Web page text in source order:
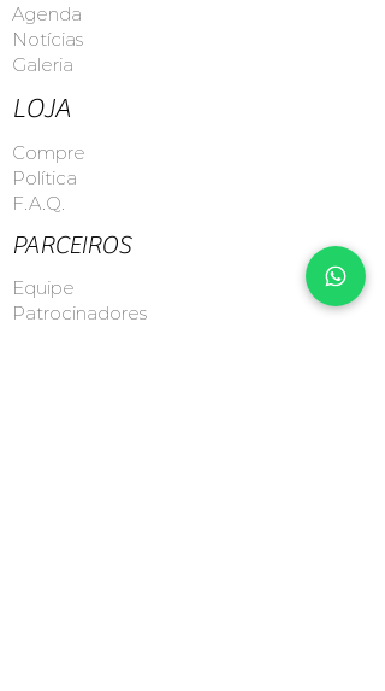
Agenda
Notícias
Galeria
LOJA
Compre
Política
F.A.Q.
PARCEIROS
Equipe
Patrocinadores